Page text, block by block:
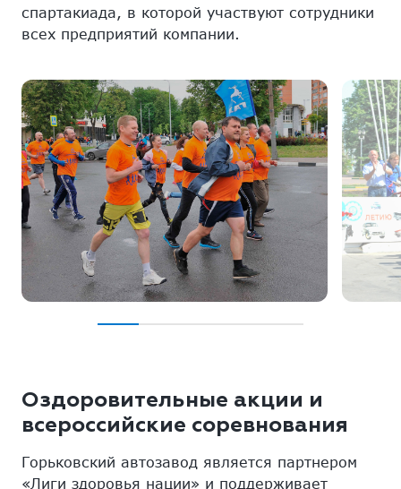
спартакиада, в которой участвуют сотрудники
всех предприятий компании.
Оздоровительные акции и
всероссийские соревнования
Горьковский автозавод является партнером
«Лиги здоровья нации» и поддерживает